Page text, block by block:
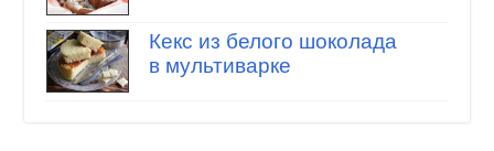
Кекс из белого шоколада
в мультиварке